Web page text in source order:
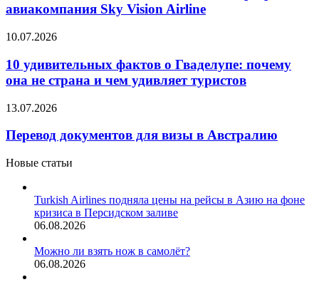
египетская
авиакомпания
Vision
Airline
авиакомпания Sky Vision Airline
10
фактов
о
Гваделупе:
она
страна
чем
туристов
10.07.2026
10 удивительных фактов о Гваделупе: почему
она не страна и чем удивляет туристов
Перевод
для
визы
в
13.07.2026
Перевод документов для визы в Австралию
Новые статьи
Turkish Airlines подняла цены на рейсы в Азию на фоне
кризиса в Персидском заливе
06.08.2026
Можно ли взять нож в самолёт?
06.08.2026